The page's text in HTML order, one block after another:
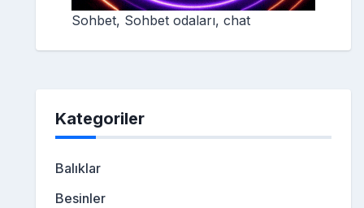
Sohbet, Sohbet odaları, chat
Kategoriler
Balıklar
Besinler